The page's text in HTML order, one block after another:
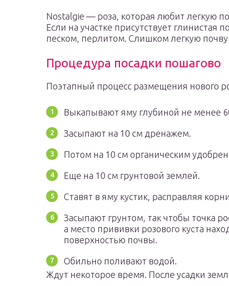
Nostalgie — роза, которая любит легкую
Если на участке присутствует глинистая
песком, перлитом. Слишком легкую
Процедура посадки пошагово
Поэтапный процесс размещения нового
Выкапывают яму глубиной не менее
Засыпают на 10 см дренажем.
Потом на 10 см органическим
Еще на 10 см грунтовой землей.
Ставят в яму кустик, расправляя
Засыпают грунтом, так чтобы точка
а место прививки розового куста
поверхностью почвы.
Обильно поливают водой.
Ждут некоторое время. После усадки